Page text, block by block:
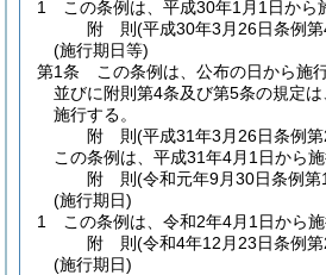
1
この条例は、平成30年1月1日から
附 則(平成30年3月26日条例
(施行期日等)
第1条
この条例は、公布の日から施行
並びに附則第4条及び第5条の規定
施行する。
附 則(平成31年3月26日条例
この条例は、平成31年4月1日から施
附 則(令和元年9月30日条例第
(施行期日)
1
この条例は、令和2年4月1日から施
附 則(令和4年12月23日条例
(施行期日)